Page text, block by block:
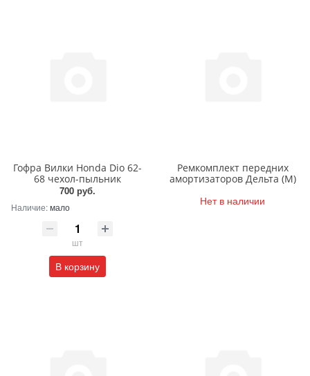
Гофра Вилки Honda Dio 62-
68 чехол-пыльник
700 руб.
Наличие:мало
шт
В корзину
Ремкомплект передних
амортизаторов Дельта (М)
Нет в наличии